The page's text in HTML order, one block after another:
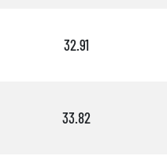
32.91
33.82